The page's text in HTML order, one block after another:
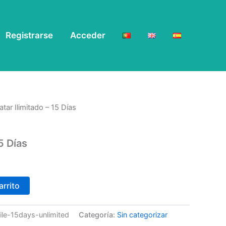
Registrarse Acceder
Ilimitado – 15 Días
Días
15days-unlimited Categoría: Sin categorizar